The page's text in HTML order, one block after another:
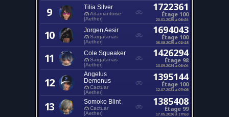
9 Tilia Silver
Adamantoise
[Aether]
1722361
Étage 100
20.01.2025 à 04h34
10 Jorgen Aesir
Sargatanas
[Aether]
1694043
Étage 100
06.08.2025 à 01h18
11 Cole Squeaker
Sargatanas
[Aether]
1426294
Étage 98
10.09.2024 à 04h04
12
Angelus
Demonus
Cactuar
[Aether]
1395144
Étage 100
12.07.2021 à 07h08
13 Somoko Blint
Cactuar
[Aether]
1385408
Étage 99
17.05.2026 à 17h53